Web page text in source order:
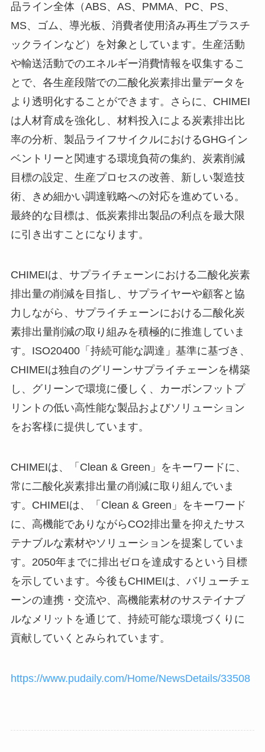
品ライン全体（ABS、AS、PMMA、PC、PS、
MS、ゴム、導光板、消費者使用済み再生プラスチ
ックラインなど）を対象としています。生産活動
や輸送活動でのエネルギー消費情報を収集するこ
とで、各生産段階での二酸化炭素排出量データを
より透明化することができます。さらに、CHIMEI
は人材育成を強化し、材料投入による炭素排出比
率の分析、製品ライフサイクルにおけるGHGイン
ベントリーと関連する環境負荷の集約、炭素削減
目標の設定、生産プロセスの改善、新しい製造技
術、きめ細かい調達戦略への対応を進めている。
最終的な目標は、低炭素排出製品の利点を最大限
に引き出すことになります。
CHIMEIは、サプライチェーンにおける二酸化炭素
排出量の削減を目指し、サプライヤーや顧客と協
力しながら、サプライチェーンにおける二酸化炭
素排出量削減の取り組みを積極的に推進していま
す。ISO20400「持続可能な調達」基準に基づき、
CHIMEIは独自のグリーンサプライチェーンを構築
し、グリーンで環境に優しく、カーボンフットプ
リントの低い高性能な製品およびソリューション
をお客様に提供しています。
CHIMEIは、「Clean & Green」をキーワードに、
常に二酸化炭素排出量の削減に取り組んでいま
す。CHIMEIは、「Clean & Green」をキーワード
に、高機能でありながらCO2排出量を抑えたサス
テナブルな素材やソリューションを提案していま
す。2050年までに排出ゼロを達成するという目標
を示しています。今後もCHIMEIは、バリューチェ
ーンの連携・交流や、高機能素材のサステイナブ
ルなメリットを通じて、持続可能な環境づくりに
貢献していくとみられています。
https://www.pudaily.com/Home/NewsDetails/33508